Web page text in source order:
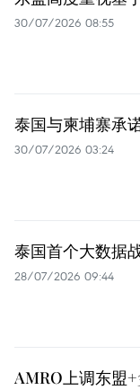
30/07/2026 08:55
泰国与柬埔寨承
30/07/2026 03:24
泰国首个大数据
28/07/2026 09:44
AMRO上调东盟